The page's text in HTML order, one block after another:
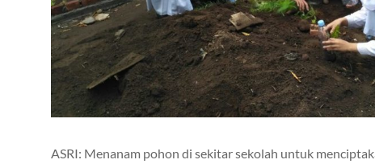
ASRI: Menanam pohon di sekitar sekolah untuk